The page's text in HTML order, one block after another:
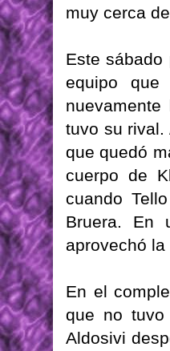
muy cerca
Este
equipo que
tuvo su rival.
que quedó
cuerpo de
cuando
Bruera. En
aprovechó
En el
que no tuvo
Aldosivi